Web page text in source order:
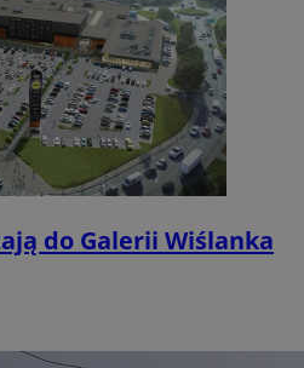
do Galerii Wiślanka